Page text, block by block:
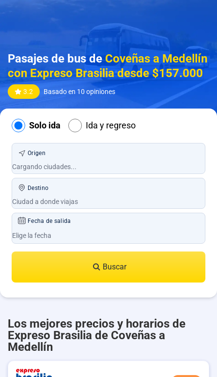
Pasajes de bus de Coveñas a Medellín
con Expreso Brasilia desde $157.000
3.2 Basado en 10 opiniones
Solo ida Ida y regreso
Origen
Destino
Fecha de salida
Buscar
Los mejores precios y horarios de
Expreso Brasilia de Coveñas a
Medellín